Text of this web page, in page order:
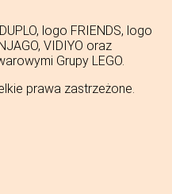
logo FRIENDS, logo
VIDIYO oraz
Grupy LEGO.
prawa zastrzeżone.